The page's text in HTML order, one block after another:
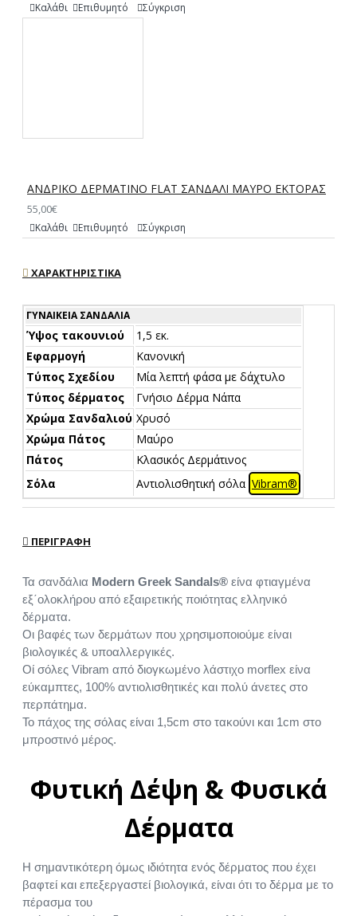
Καλάθι Επιθυμητό Σύγκριση
ΑΝΔΡΙΚΟ ΔΕΡΜΑΤΙΝΟ FLAT ΣΑΝΔΑΛΙ ΜΑΥΡΟ ΕΚΤΟΡΑΣ
55,00€
Καλάθι Επιθυμητό Σύγκριση
ΧΑΡΑΚΤΗΡΙΣΤΙΚΆ
ΓΥΝΑΙΚΕΊΑ ΣΑΝΔΆΛΙΑ
Ύψος τακουνιού
1,5 εκ.
Εφαρμογή
Κανονική
Τύπος Σχεδίου
Μία λεπτή φάσα με δάχτυλο
Τύπος δέρματος
Γνήσιο Δέρμα Νάπα
Χρώμα Σανδαλιού Χρυσό
Χρώμα Πάτος
Μαύρο
Πάτος
Κλασικός Δερμάτινος
Σόλα
Αντιολισθητική σόλα Vibram®
ΠΕΡΙΓΡΑΦΉ
Τα σανδάλια Modern Greek Sandals® είνα φτιαγμένα
εξ΄ολοκλήρου από εξαιρετικής ποιότητας ελληνικό
δέρματα.
Οι βαφές των δερμάτων που χρησιμοποιούμε είναι
βιολογικές & υποαλλεργικές.
Οί σόλες Vibram από διογκωμένο λάστιχο morflex είνα
εύκαμπτες, 100% αντιολισθητικές και πολύ άνετες στο
περπάτημα.
Το πάχος της σόλας είναι 1,5cm στο τακούνι και 1cm στο
μπροστινό μέρος.
Φυτική Δέψη & Φυσικά
Δέρματα
Η σημαντικότερη όμως ιδιότητα ενός δέρματος που έχει
βαφτεί και επεξεργαστεί βιολογικά, είναι ότι το δέρμα με το
πέρασμα του